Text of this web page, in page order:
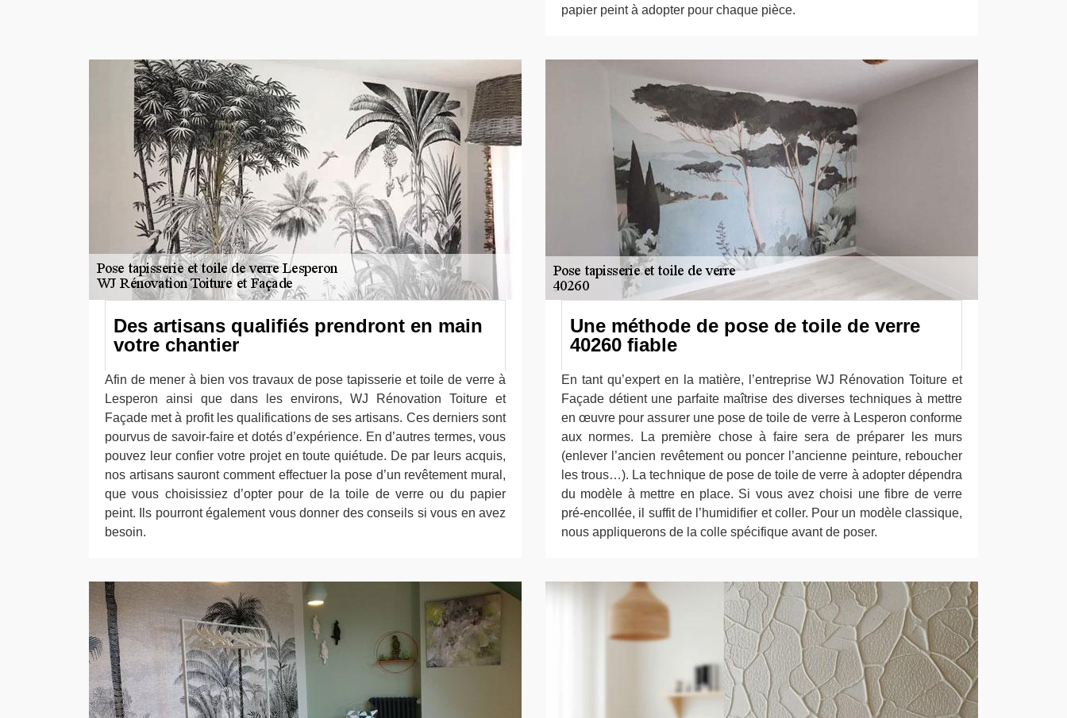
papier peint à adopter pour chaque pièce.
Des artisans qualifiés prendront en main
votre chantier
Afin de mener à bien vos travaux de pose tapisserie et toile de verre à
Lesperon ainsi que dans les environs, WJ Rénovation Toiture et
Façade met à profit les qualifications de ses artisans. Ces derniers sont
pourvus de savoir-faire et dotés d’expérience. En d’autres termes, vous
pouvez leur confier votre projet en toute quiétude. De par leurs acquis,
nos artisans sauront comment effectuer la pose d’un revêtement mural,
que vous choisissiez d’opter pour de la toile de verre ou du papier
peint. Ils pourront également vous donner des conseils si vous en avez
besoin.
Une méthode de pose de toile de verre
40260 fiable
En tant qu’expert en la matière, l’entreprise WJ Rénovation Toiture et
Façade détient une parfaite maîtrise des diverses techniques à mettre
en œuvre pour assurer une pose de toile de verre à Lesperon conforme
aux normes. La première chose à faire sera de préparer les murs
(enlever l’ancien revêtement ou poncer l’ancienne peinture, reboucher
les trous…). La technique de pose de toile de verre à adopter dépendra
du modèle à mettre en place. Si vous avez choisi une fibre de verre
pré-encollée, il suffit de l’humidifier et coller. Pour un modèle classique,
nous appliquerons de la colle spécifique avant de poser.